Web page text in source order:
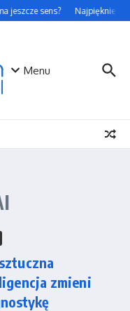
jeszcze sens?
Menu
zmieni